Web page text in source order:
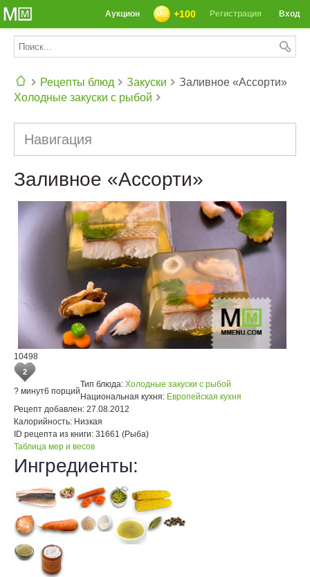
Вход
Регистрация
+100
Аукцион
Рецепты блюд
Закуски
Холодные закуски с рыбой
Заливное «Ассорти»
Навигация
Заливное «Ассорти»
10498
2
? минут6 порций
Тип блюда: Холодные закуски с рыбой
Национальная кухня: Европейская кухня
Рецепт добавлен: 27.08.2012
Калорийность: Низкая
ID рецепта из книги: 31661 (Рыба)
Таблица мер и весов
Ингредиенты: